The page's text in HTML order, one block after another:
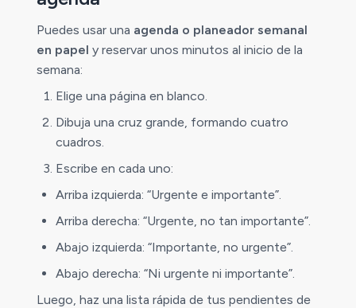
Puedes usar una agenda o planeador semanal
en papel y reservar unos minutos al inicio de la
semana:
Elige una página en blanco.
Dibuja una cruz grande, formando cuatro
cuadros.
Escribe en cada uno:
Arriba izquierda: “Urgente e importante”.
Arriba derecha: “Urgente, no tan importante”.
Abajo izquierda: “Importante, no urgente”.
Abajo derecha: “Ni urgente ni importante”.
Luego, haz una lista rápida de tus pendientes de